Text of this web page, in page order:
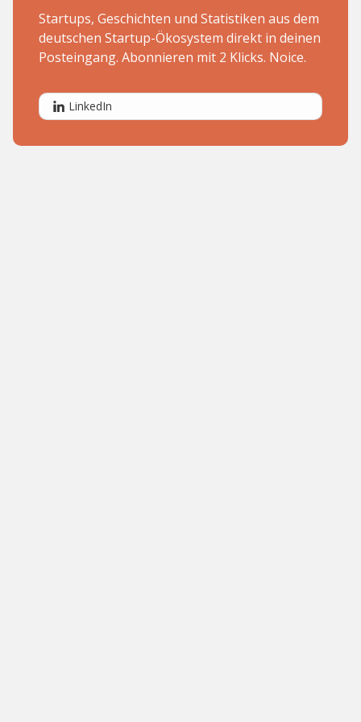
Startups, Geschichten und Statistiken aus dem
deutschen Startup-Ökosystem direkt in deinen
Posteingang. Abonnieren mit 2 Klicks. Noice.
LinkedIn